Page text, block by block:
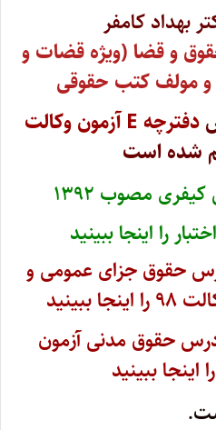
بهداد کامفر
و قضا (ویژه قضات و
و مولف کتب حقوقی
دفترچه E آزمون وکالت
شده است
مصوب ۱۳۹۲
را اینجا ببینید
حقوق جزای عمومی و
حقوق مدنی آزمون